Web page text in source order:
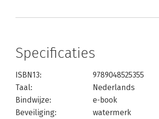
Specificaties
ISBN13:
9789048525355
Taal:
Nederlands
Bindwijze:
e-book
Beveiliging:
watermerk